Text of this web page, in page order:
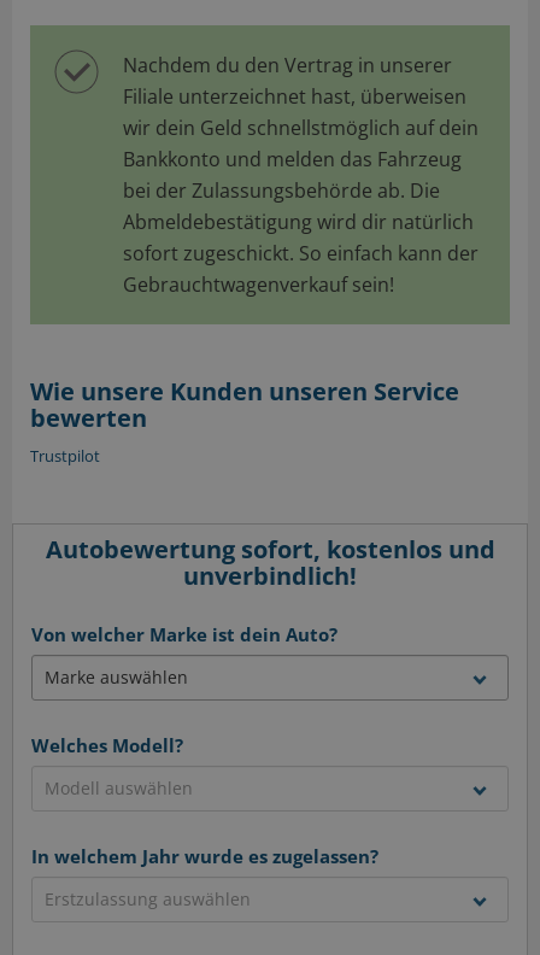
Nachdem du den Vertrag in unserer
Filiale unterzeichnet hast, überweisen
wir dein Geld schnellstmöglich auf dein
Bankkonto und melden das Fahrzeug
bei der Zulassungsbehörde ab. Die
Abmeldebestätigung wird dir natürlich
sofort zugeschickt. So einfach kann der
Gebrauchtwagenverkauf sein!
Wie unsere Kunden unseren Service
bewerten
Trustpilot
Autobewertung sofort, kostenlos und
unverbindlich!
Von welcher Marke ist dein Auto?
Welches Modell?
In welchem Jahr wurde es zugelassen?